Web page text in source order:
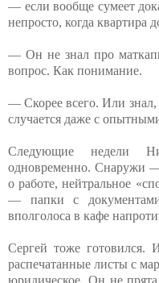
— если вообще сумеет
непросто, когда квартира
— Он не знал про
вопрос. Как понимание.
— Скорее всего. Или знал,
случается даже с
Следующие недели
одновременно. Снаружи
о работе, нейтральное
— папки с
вполголоса в кафе
Сергей тоже готовился.
распечатанные листы с
юридическое. Он не